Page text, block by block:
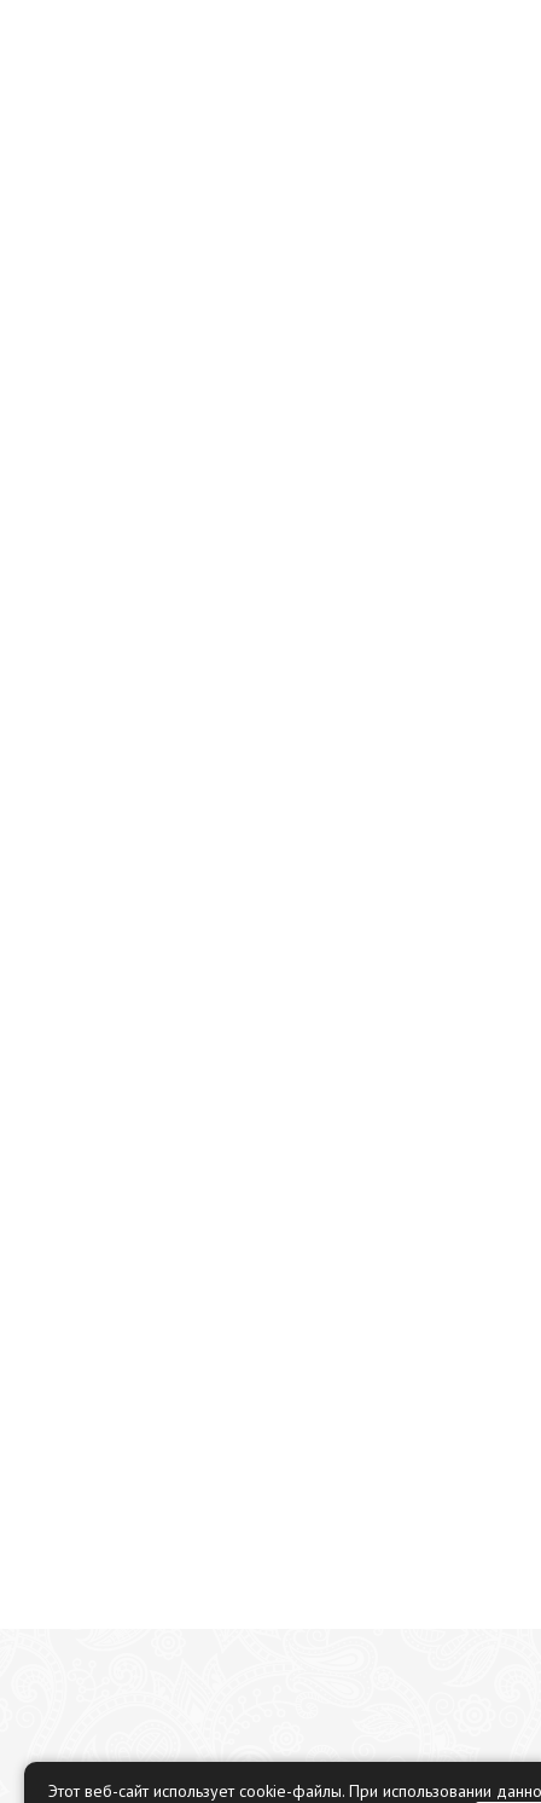
Этот веб-сайт использует cookie-файлы. При использовании